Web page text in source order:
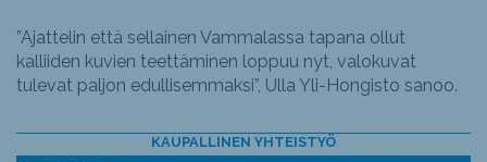
”Ajattelin että sellainen Vammalassa tapana ollut
kalliiden kuvien teettäminen loppuu nyt, valokuvat
tulevat paljon edullisemmaksi”, Ulla Yli-Hongisto sanoo.
KAUPALLINEN YHTEISTYÖ